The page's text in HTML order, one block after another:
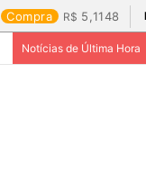
Compra 5,1148
Notícias de Última Hora